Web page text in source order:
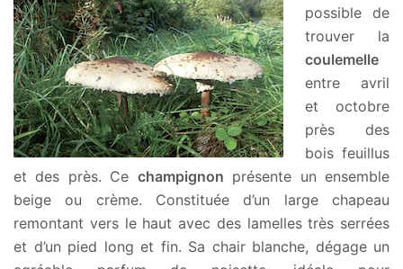
possible de
trouver la
coulemelle
entre avril
et octobre
près des
bois feuillus
et des près. Ce champignon présente un ensemble
beige ou crème. Constituée d’un large chapeau
remontant vers le haut avec des lamelles très serrées
et d’un pied long et fin. Sa chair blanche, dégage un